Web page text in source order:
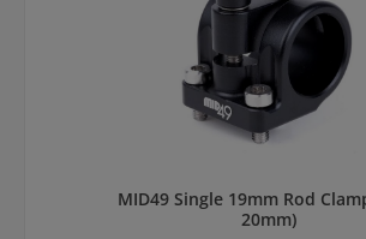
MID49 Single 19mm Rod
20mm)